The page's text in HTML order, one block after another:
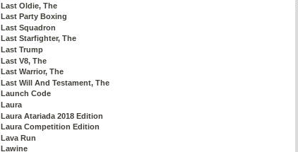
Last Oldie, The
Last Party Boxing
Last Squadron
Last Starfighter, The
Last Trump
Last V8, The
Last Warrior, The
Last Will And Testament, The
Launch Code
Laura
Laura Atariada 2018 Edition
Laura Competition Edition
Lava Run
Lawine